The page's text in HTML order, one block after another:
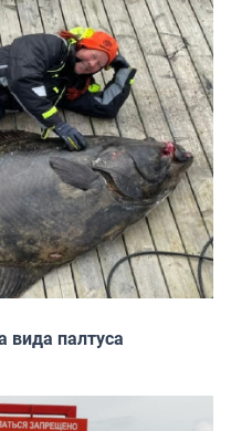
вида палтуса